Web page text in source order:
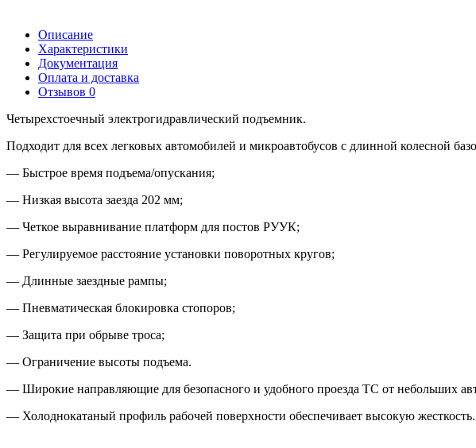
Описание
Характеристики
Документация
Оплата и доставка
Отзывов 0
Четырехстоечный электрогидравлический подъемник.
Подходит для всех легковых автомобилей и микроавтобусов с длинной колесной
— Быстрое время подъема/опускания;
— Низкая высота заезда 202 мм;
— Четкое выравнивание платформ для постов РУУК;
— Регулируемое расстояние установки поворотных кругов;
— Длинные заездные рампы;
— Пневматическая блокировка стопоров;
— Защита при обрыве троса;
— Ограничение высоты подъема.
— Широкие направляющие для безопасного и удобного проезда ТС от небольших
— Холоднокатаный профиль рабочей поверхности обеспечивает высокую жесткость.